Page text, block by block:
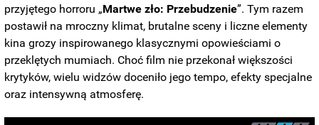
przyjętego horroru „Martwe zło: Przebudzenie”. Tym razem
postawił na mroczny klimat, brutalne sceny i liczne elementy
kina grozy inspirowanego klasycznymi opowieściami o
przeklętych mumiach. Choć film nie przekonał większości
krytyków, wielu widzów doceniło jego tempo, efekty specjalne
oraz intensywną atmosferę.